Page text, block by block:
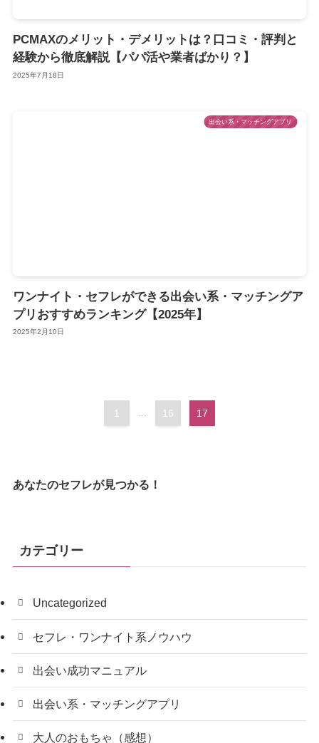
PCMAXのメリット・デメリットは？口コミ・評判と
経験から徹底解説【パパ活や業者ばかり？】
2025年7月18日
出会い系・マッチングアプリ
ワンナイト・セフレができる出会い系・マッチングア
プリおすすめランキング【2025年】
2025年2月10日
1 16 17
あなたのセフレが見つかる！
カテゴリー
Uncategorized
セフレ・ワンナイト系ノウハウ
出会い成功マニュアル
出会い系・マッチングアプリ
大人のおもちゃ（感想）